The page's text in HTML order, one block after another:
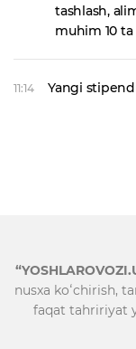
tashlash,
muhim 10
11:14 Yangi
nusxa koʻchirish,
faqat tahririyat